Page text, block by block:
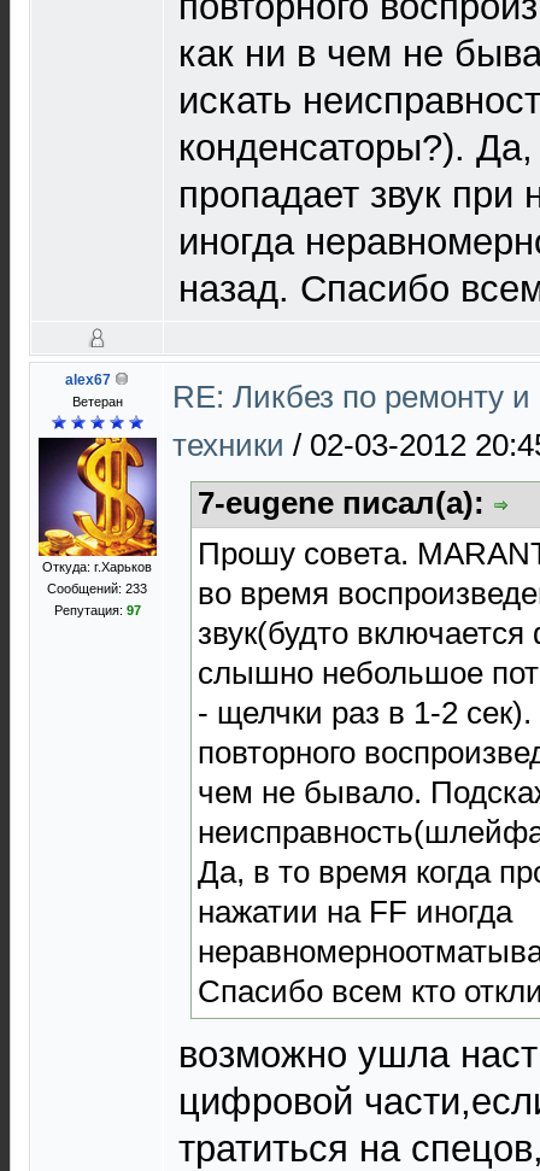
как ни в чем не
искать
конденсаторы?).
пропадает звук при
иногда
назад. Спасибо
alex67
Ветеран
Откуда: г.Харьков
Сообщений: 233
Репутация: 97
RE: Ликбез по ремонту
техники / 02-03-2012
7-eugene писал(а):
Прошу совета.
во время
звук(будто
слышно небольшое
- щелчки раз в 1-2
повторного
чем не бывало.
Да, в то время когда
нажатии на FF иногда
Спасибо всем кто
возможно ушла
цифровой
тратиться на